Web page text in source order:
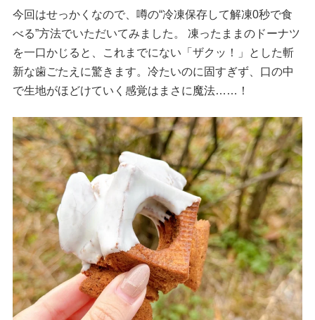
今回はせっかくなので、噂の“冷凍保存して解凍0秒で食
べる”方法でいただいてみました。 凍ったままのドーナツ
を一口かじると、これまでにない「ザクッ！」とした斬
新な歯ごたえに驚きます。冷たいのに固すぎず、口の中
で生地がほどけていく感覚はまさに魔法……！